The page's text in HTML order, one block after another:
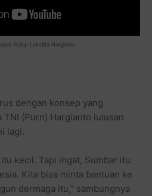
Hidup LaksMa Hargianto
dengan konsep yang
TNI (Purn) Hargianto lulusan
lagi.
kecil. Tapi ingat, Sumbar itu
Kita bisa minta bantuan ke
dermaga itu,” sambungnya